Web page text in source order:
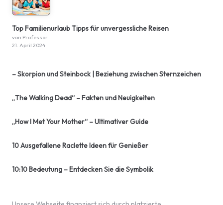
Top Familienurlaub Tipps für unvergessliche Reisen
von Professor
21. April 2024
– Skorpion und Steinbock | Beziehung zwischen Sternzeichen
„The Walking Dead“ – Fakten und Neuigkeiten
„How I Met Your Mother“ – Ultimativer Guide
10 Ausgefallene Raclette Ideen für Genießer
10:10 Bedeutung – Entdecken Sie die Symbolik